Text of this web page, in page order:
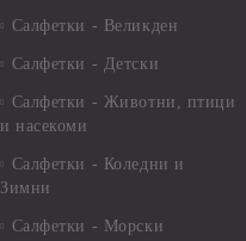
Салфетки - Великден
Салфетки - Детски
Салфетки - Животни, птици
и насекоми
Салфетки - Коледни и
Зимни
Салфетки - Морски